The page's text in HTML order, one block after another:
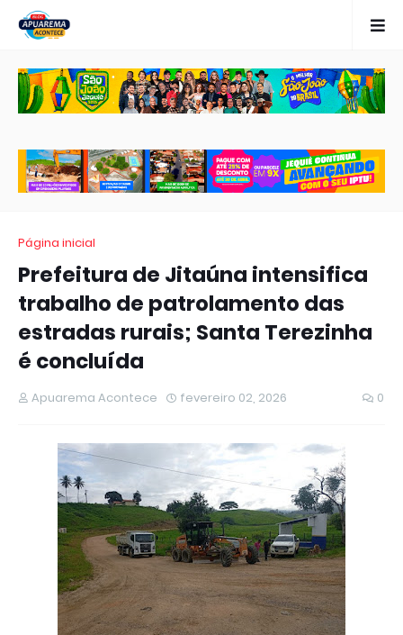
Página inicial
Prefeitura de Jitaúna intensifica
trabalho de patrolamento das
estradas rurais; Santa Terezinha
é concluída
Apuarema Acontece fevereiro 02, 2026 0